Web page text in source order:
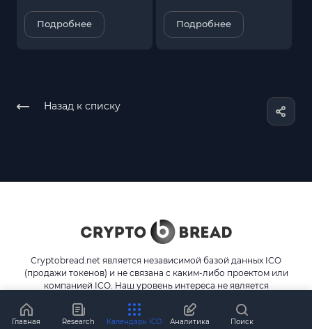
Подробнее Подробнее
Назад к списку
Cryptobread.net является независимой базой данных ICO
(продажи токенов) и не связана с каким-либо проектом или
компанией ICO. Наш уровень интереса не является
Главная Research Календарь ICO Аналитика Поиск